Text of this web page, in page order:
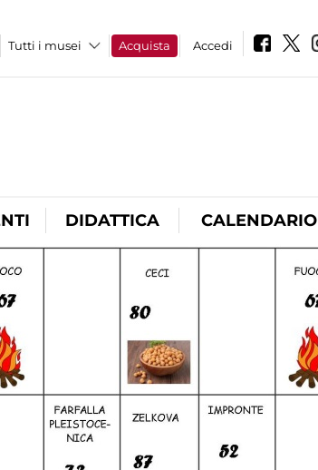
Tutti i musei Acquista Accedi
DIDATTICA CALENDARIO